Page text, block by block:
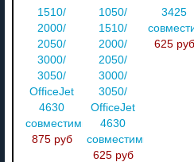
1510/
2000/
2050/
3000/
3050/
OfficeJet
4630
совместимый
875 руб
1050/
1510/
2000/
2050/
3000/
3050/
OfficeJet
4630
совместимый
625 руб
3425
625 руб